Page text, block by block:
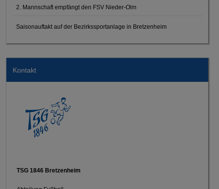
2. Mannschaft empfängt den FSV Nieder-Olm
Saisonauftakt auf der Bezirkssportanlage in Bretzenheim
Kontakt
TSG 1846 Bretzenheim